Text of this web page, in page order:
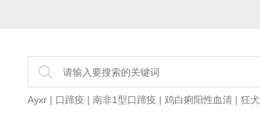
Ayxr | 口蹄疫 | 南非1型口蹄疫 | 鸡白痢阳性血清 | 狂犬